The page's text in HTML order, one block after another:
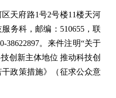
府路1号2号楼11楼天河
务科，邮编：510655，联
38622897。来件注明“关于
创新主体地位 推动科技创
政策措施》（征求公众意